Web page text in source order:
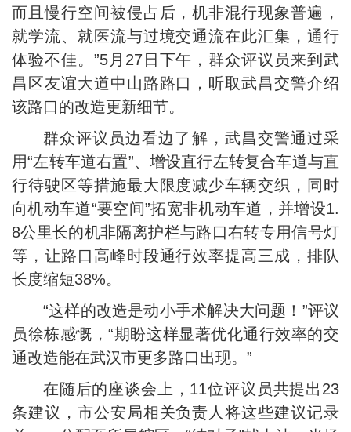
而且慢行空间被侵占后，机非混行现象普遍，
就学流、就医流与过境交通流在此汇集，通行
体验不佳。”5月27日下午，群众评议员来到武
昌区友谊大道中山路路口，听取武昌交警介绍
该路口的改造更新细节。
群众评议员边看边了解，武昌交警通过采
用“左转车道右置”、增设直行左转复合车道与直
行待驶区等措施最大限度减少车辆交织，同时
向机动车道“要空间”拓宽非机动车道，并增设1.
8公里长的机非隔离护栏与路口右转专用信号灯
等，让路口高峰时段通行效率提高三成，排队
长度缩短38%。
“这样的改造是动小手术解决大问题！”评议
员徐栋感慨，“期盼这样显著优化通行效率的交
通改造能在武汉市更多路口出现。”
在随后的座谈会上，11位评议员共提出23
条建议，市公安局相关负责人将这些建议记录